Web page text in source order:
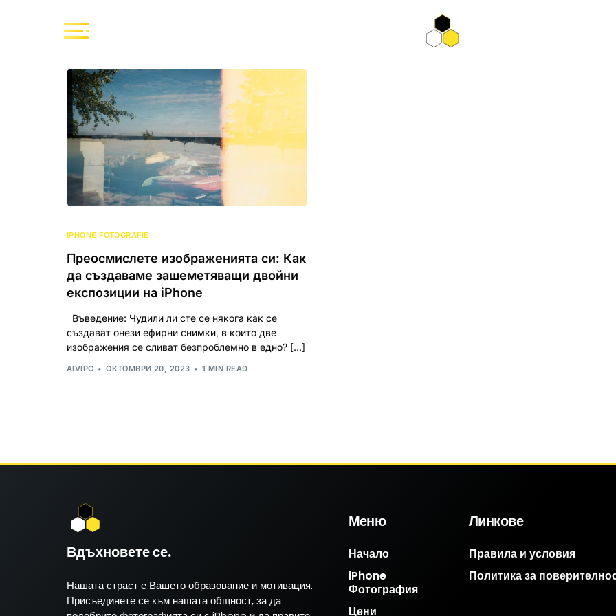
IPHONE FOTOGRAFIE
Преосмислете изображенията си: Как
да създаваме зашеметяващи двойни
експозиции на iPhone
Въведение: Чудили ли сте се някога как се
създават онези ефирни снимки, в които две
изображения се сливат безпроблемно в едно? […]
AIVIPC ОКТОМВРИ 20, 2023 1 MIN READ
Вдъхновете се.
Нашата страст е Вашето образование и мотивация.
Присъединете се към нашата общност, за да
Меню
Начало
iPhone
Фотография
Цени
Линкове
Правила и условия
Политика за